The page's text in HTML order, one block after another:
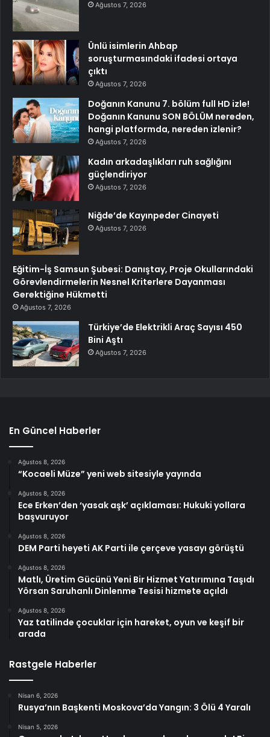
Ağustos 7, 2026
Ünlü isimlerin Ahbap
soruşturmasındaki ifadesi ortaya
çıktı
Ağustos 7, 2026
Doğanın Kanunu 7. bölüm full HD izle!
Doğanın Kanunu SON BÖLÜM nereden,
hangi platformda, nereden izlenir?
Ağustos 7, 2026
Kadın arkadaşlıkları ruh sağlığını
güçlendiriyor
Ağustos 7, 2026
Niğde’de Kayınpeder Cinayeti
Ağustos 7, 2026
Eğitim-İş Samsun Şubesi: Danıştay, Proje Okullarındaki
Görevlendirmelerin Nesnel Kriterlere Dayanması
Gerektiğine Hükmetti
Ağustos 7, 2026
Türkiye’de Elektrikli Araç Sayısı 450
Bini Aştı
Ağustos 7, 2026
En Güncel Haberler
Ağustos 8, 2026
“Kocaeli Müze” yeni web sitesiyle yayında
Ağustos 8, 2026
Ece Erken’den ‘yasak aşk’ açıklaması: Hukuki yollara
başvuruyor
Ağustos 8, 2026
DEM Parti heyeti AK Parti ile çerçeve yasayı görüştü
Ağustos 8, 2026
Matlı, Üretim Gücünü Yeni Bir Hizmet Yatırımına Taşıdı
Yörsan Saruhanlı Dinlenme Tesisi hizmete açıldı
Ağustos 8, 2026
Yaz tatilinde çocuklar için hareket, oyun ve keşif bir
arada
Rastgele Haberler
Nisan 6, 2026
Rusya’nın Başkenti Moskova’da Yangın: 3 Ölü 4 Yaralı
Nisan 5, 2026